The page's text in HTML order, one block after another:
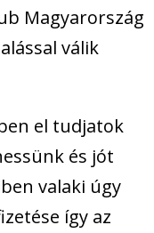
Magyarország
válik
el tudjatok
és jót
valaki úgy
így az